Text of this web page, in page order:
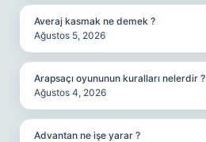
Averaj kasmak ne demek ?
Ağustos 5, 2026
Arapsaçı oyununun kuralları nelerdir ?
Ağustos 4, 2026
Advantan ne işe yarar ?